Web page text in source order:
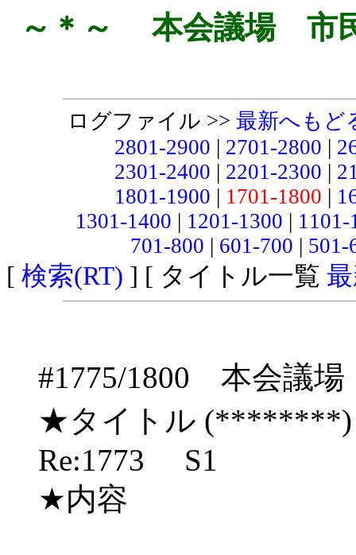
～＊～ 本会議場 市
ログファイル >> 最新へもど
2801-2900 | 2701-2800 |
2301-2400 | 2201-2300 |
1801-1900 | 1701-1800 |
1301-1400 | 1201-1300 |
701-800 | 601-700 |
[ 検索(RT) ] [ タイトル一覧
#1775/1800 本会
★タイトル (********)
Re:1773 S1
★内容